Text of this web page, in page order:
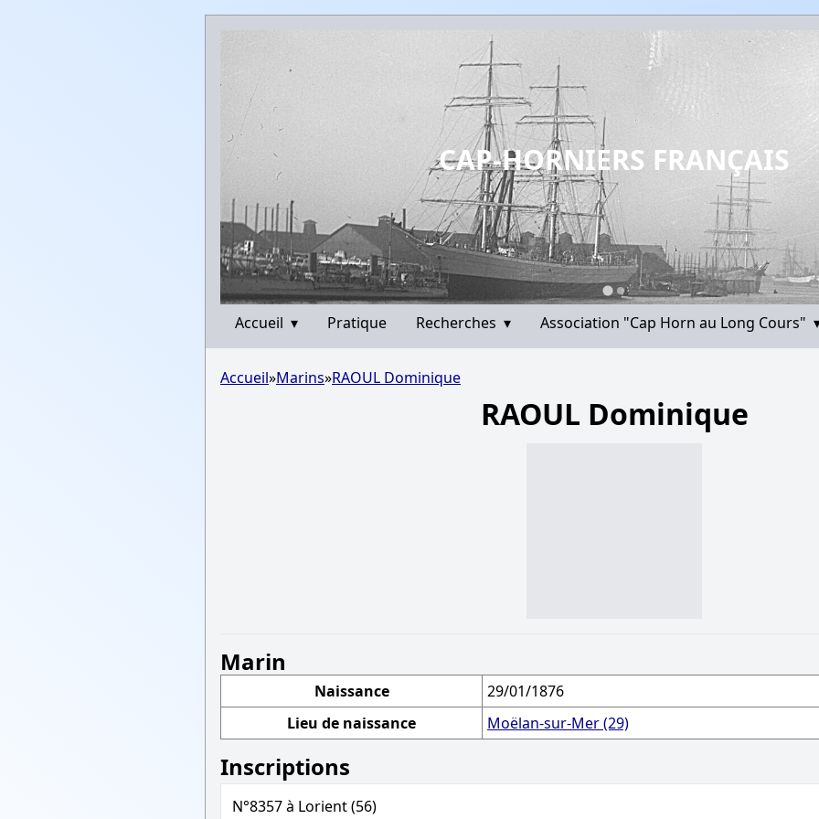
CAP-HORNIERS FRANÇAIS
Accueil ▾ Pratique Recherches ▾ Association "Cap Horn au Long Cours"
Accueil»Marins»RAOUL Dominique
RAOUL Dominique
Marin
Naissance
29/01/1876
Lieu de naissance
Moëlan-sur-Mer (29)
Inscriptions
N°8357 à Lorient (56)